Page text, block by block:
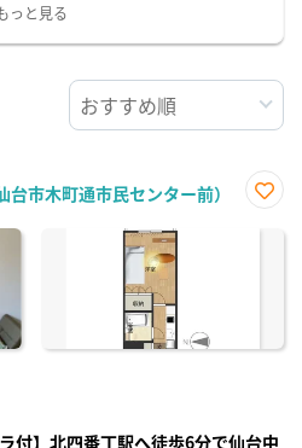
っと見る
市木町通市民センター前）
に入
付】北四番丁駅へ徒歩6分で仙台中